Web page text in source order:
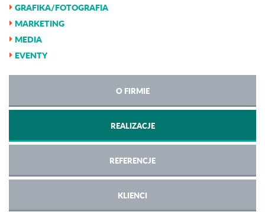
GRAFIKA/FOTOGRAFIA
MARKETING
MEDIA
EVENTY
O FIRMIE
REALIZACJE
REFERENCJE
KLIENCI